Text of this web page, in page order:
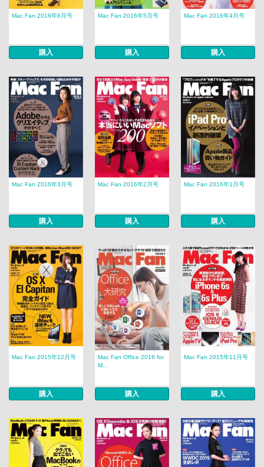
Mac Fan 2016年6月号
購入
Mac Fan 2016年5月号
購入
Mac Fan 2016年4月号
購入
Mac Fan 2016年3月号
購入
Mac Fan 2016年2月号
購入
Mac Fan 2016年1月号
購入
Mac Fan 2015年12月号
購入
Mac Fan Office 2016 for
M...
購入
Mac Fan 2015年11月号
購入